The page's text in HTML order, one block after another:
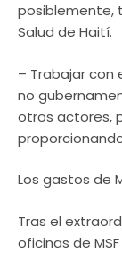
posiblemente,
Salud de Haití.
– Trabajar con
no
otros actores,
Los gastos de
Tras el
oficinas de